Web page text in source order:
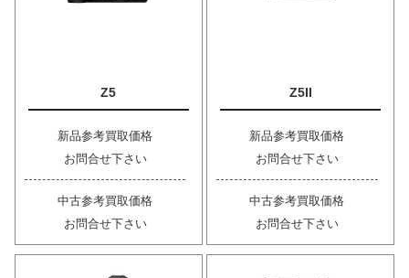
Z5
新品参考買取価格
お問合せ下さい
中古参考買取価格
お問合せ下さい
Z5II
新品参考買取価格
お問合せ下さい
中古参考買取価格
お問合せ下さい